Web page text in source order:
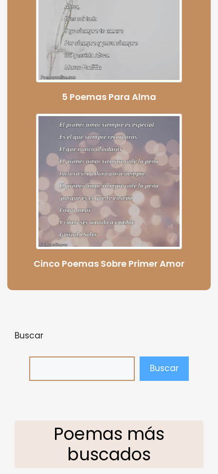
5 Poemas Para Alma
Cinco Poemas Sobre Primer Amor
Buscar
Buscar
Poemas más
buscados